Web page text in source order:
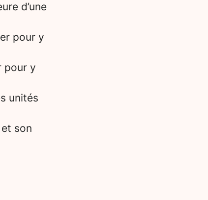
d’une
pour y
pour y
unités
son